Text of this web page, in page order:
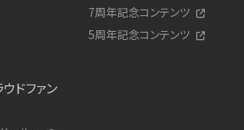
7周年記念コンテンツ
5周年記念コンテンツ
ドファン